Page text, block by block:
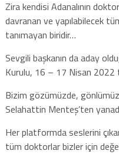
Zira kendisi Adanalının
davranan ve yapılabilecek
tanımayan biridir…
Sevgili başkanın da aday
Kurulu, 16 – 17 Nisan 2022
Bizim gözümüzde,
Selahattin Menteş’ten
Her platformda seslerini
tüm doktorlar bizler için